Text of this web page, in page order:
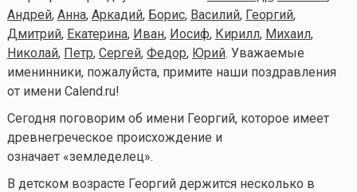
Андрей, Анна, Аркадий, Борис, Василий, Георгий,
Дмитрий, Екатерина, Иван, Иосиф, Кирилл, Михаил,
Николай, Петр, Сергей, Федор, Юрий. Уважаемые
именинники, пожалуйста, примите наши поздравления
от имени Calend.ru!
Сегодня поговорим об имени Георгий, которое имеет
древнегреческое происхождение и
означает «земледелец».
В детском возрасте Георгий держится несколько в